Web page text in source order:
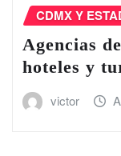
CDMX Y
Agencias
hoteles y
victor